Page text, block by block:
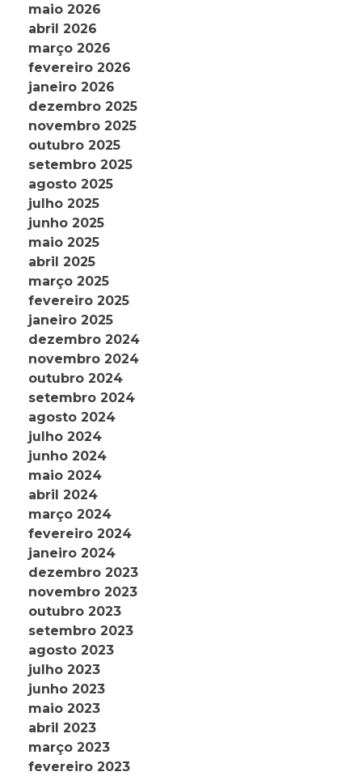
maio 2026
abril 2026
março 2026
fevereiro 2026
janeiro 2026
dezembro 2025
novembro 2025
outubro 2025
setembro 2025
agosto 2025
julho 2025
junho 2025
maio 2025
abril 2025
março 2025
fevereiro 2025
janeiro 2025
dezembro 2024
novembro 2024
outubro 2024
setembro 2024
agosto 2024
julho 2024
junho 2024
maio 2024
abril 2024
março 2024
fevereiro 2024
janeiro 2024
dezembro 2023
novembro 2023
outubro 2023
setembro 2023
agosto 2023
julho 2023
junho 2023
maio 2023
abril 2023
março 2023
fevereiro 2023